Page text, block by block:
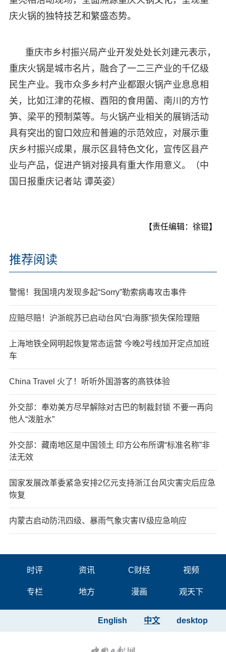
庆火锅的独特技艺和繁盛态势。
重庆市乡村振兴局产业开发处处长刘建元表示，
重庆火锅是城市名片，融合了一二三产业的千亿级
民生产业。我市众多乡村产业都跟火锅产业息息相
关，比如江津的花椒、酉阳的食用菌、南川的方竹
笋、梁平的预制菜等。与火锅产业相关的展销活动
具有突出的窗口效应和普遍的示范效应，对展示重
庆乡村振兴成果，展示区县特色文化，宣传区县产
业与产品，促进产销对接具有重大作用意义。（中
国日报重庆记者站 谭英姿）
【责任编辑：徐锟】
推荐阅读
警惕！我国境内发现多起“Sorry”勒索病毒攻击事件
应赔尽赔！沪浙皖苏已启动台风“白海豚”损失保险理赔
上海地铁全网明起恢复常态运营 今晚2号线加开定点加班
车
China Travel 火了！听听外国游客的高铁体验
外交部：奉劝美方尽早解除对古巴的制裁封锁 不要一再向
他人“泼脏水”
外交部：藏南地区是中国领土 印方公布所谓“标准名称”非
法无效
国家发展改革委紧急安排2亿元支持浙江台风灾害灾后应急
恢复
内蒙古启动防汛四级、暴雨气象灾害Ⅳ级应急响应
时评 资讯 C财经 视频
专栏 地方 漫画 观天下
desktop
中文
English